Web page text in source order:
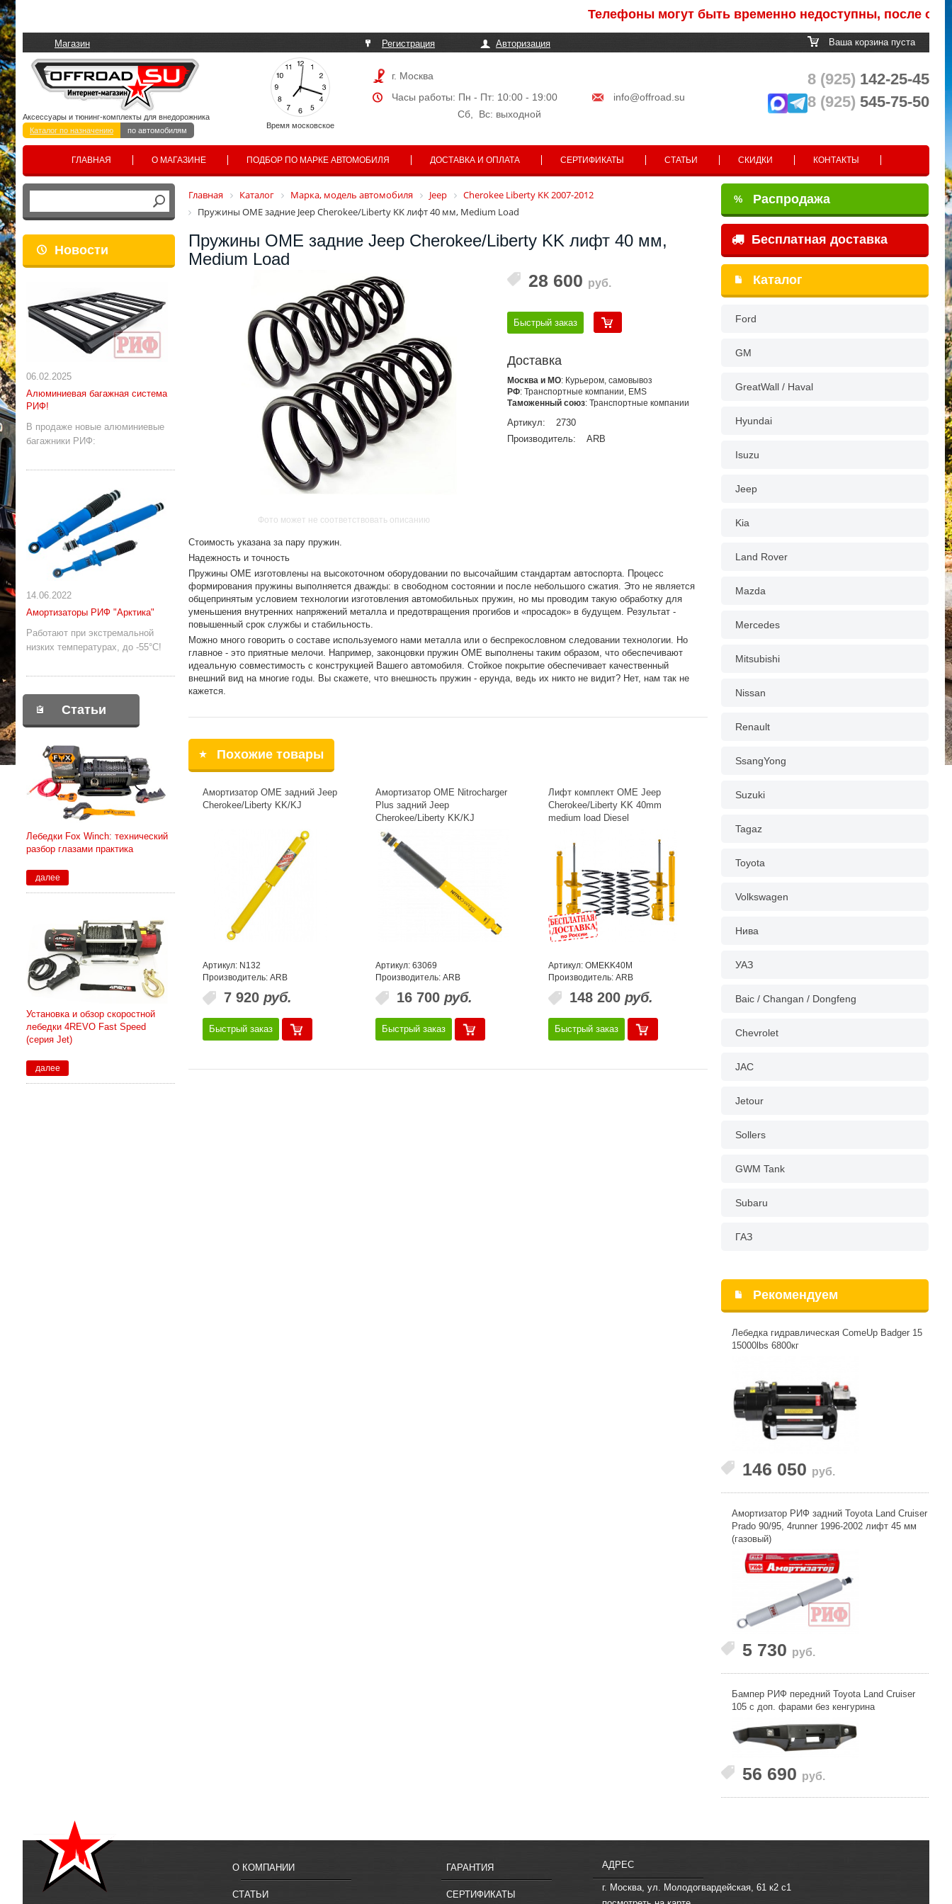
Телефоны могут быть временно недоступны, после
Магазин Регистрация Авторизация Ваша корзина пуста
Время московское
Аксессуары и тюнинг-комплекты для внедорожника
Каталог по назначению
по автомобилям
г. Москва
Часы работы: Пн - Пт: 10:00 - 19:00
info@offroad.su
Сб, Вс: выходной
8 (925) 142-25-45
8 (925) 545-75-50
ГЛАВНАЯ О МАГАЗИНЕ ПОДБОР ПО МАРКЕ АВТОМОБИЛЯ ДОСТАВКА И ОПЛАТА СЕРТИФИКАТЫ СТАТЬИ СКИДКИ КОНТАКТЫ
Новости
06.02.2025
Алюминиевая багажная система
РИФ!
В продаже новые алюминиевые
багажники РИФ:
14.06.2022
Амортизаторы РИФ "Арктика"
Работают при экстремальной
низких температурах, до -55°С!
Статьи
Лебедки Fox Winch: технический
разбор глазами практика
далее
Установка и обзор скоростной
лебедки 4REVO Fast Speed
(серия Jet)
далее
Главная Каталог Марка, модель автомобиля Jeep
Cherokee Liberty KK 2007-2012
Пружины OME задние Jeep Cherokee/Liberty KK лифт 40 мм, Medium Load
Пружины OME задние Jeep Cherokee/Liberty KK лифт 40 мм,
Medium Load
Фото может не соответствовать описанию
28 600 руб.
Быстрый заказ
Доставка
Москва и МО: Курьером, самовывоз
РФ: Транспортные компании, EMS
Таможенный союз: Транспортные компании
Артикул:
2730
Производитель:
ARB
Стоимость указана за пару пружин.
Надежность и точность
Пружины OME изготовлены на высокоточном оборудовании по высочайшим стандартам автоспорта. Процесс
формирования пружины выполняется дважды: в свободном состоянии и после небольшого сжатия. Это не является
общепринятым условием технологии изготовления автомобильных пружин, но мы проводим такую обработку для
уменьшения внутренних напряжений металла и предотвращения прогибов и «просадок» в будущем. Результат -
повышенный срок службы и стабильность.
Можно много говорить о составе используемого нами металла или о беспрекословном следовании технологии. Но
главное - это приятные мелочи. Например, законцовки пружин OME выполнены таким образом, что обеспечивают
идеальную совместимость с конструкцией Вашего автомобиля. Стойкое покрытие обеспечивает качественный
внешний вид на многие годы. Вы скажете, что внешность пружин - ерунда, ведь их никто не видит? Нет, нам так не
кажется.
Похожие товары
Амортизатор OME задний Jeep
Cherokee/Liberty KK/KJ
Артикул: N132
Производитель: ARB
7 920 руб.
Быстрый заказ
Амортизатор OME Nitrocharger
Plus задний Jeep
Cherokee/Liberty KK/KJ
Артикул: 63069
Производитель: ARB
16 700 руб.
Быстрый заказ
Лифт комплект OME Jeep
Cherokee/Liberty KK 40mm
medium load Diesel
Артикул: OMEKK40M
Производитель: ARB
148 200 руб.
Быстрый заказ
% Распродажа
Бесплатная доставка
Каталог
Ford
GM
GreatWall / Haval
Hyundai
Isuzu
Jeep
Kia
Land Rover
Mazda
Mercedes
Mitsubishi
Nissan
Renault
SsangYong
Suzuki
Tagaz
Toyota
Volkswagen
Нива
УАЗ
Baic / Changan / Dongfeng
Chevrolet
JAC
Jetour
Sollers
GWM Tank
Subaru
ГАЗ
Рекомендуем
Лебедка гидравлическая ComeUp Badger 15
15000lbs 6800кг
146 050 руб.
Амортизатор РИФ задний Toyota Land Cruiser
Prado 90/95, 4runner 1996-2002 лифт 45 мм
(газовый)
5 730 руб.
Бампер РИФ передний Toyota Land Cruiser
105 с доп. фарами без кенгурина
56 690 руб.
О КОМПАНИИ
СТАТЬИ
ГАРАНТИЯ
СЕРТИФИКАТЫ
АДРЕС
г. Москва, ул. Молодогвардейская, 61 к2 с1